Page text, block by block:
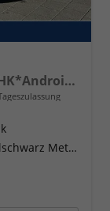
LIFE 1.5 eTSI DSG Neues Modell*AHK*Android Auto*SHZ*ACC*Kamera*5J Garantie*Klimaauto*
Grenadillschwarz Metallic